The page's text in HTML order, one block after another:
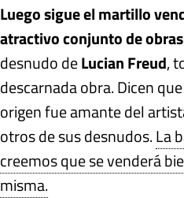
Luego sigue el martillo
atractivo conjunto de obras
desnudo deLucian Freud,
descarnada obra. Dicen
origen fue amante del
otros de sus desnudos.La
creemos que se venderá
misma.